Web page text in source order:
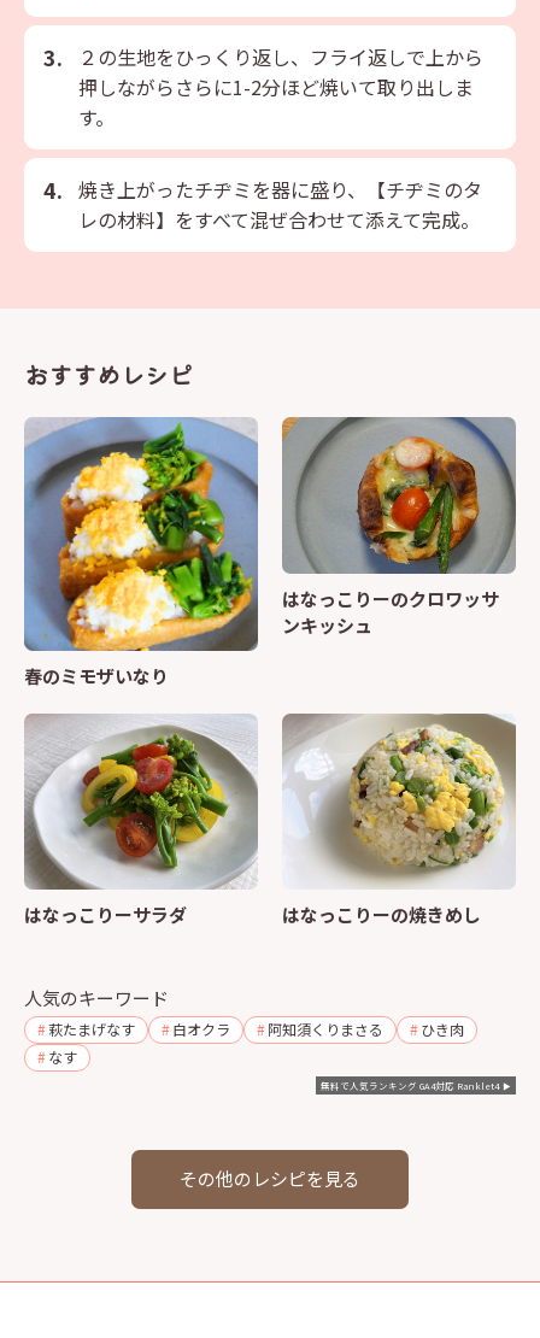
２の⽣地をひっくり返し、フライ返しで上から
押しながらさらに1-2分ほど焼いて取り出しま
す。
焼き上がったチヂミを器に盛り、【チヂミのタ
レの材料】をすべて混ぜ合わせて添えて完成。
おすすめレシピ
春のミモザいなり
はなっこりーのクロワッサ
ンキッシュ
はなっこりーサラダ はなっこりーの焼きめし
人気のキーワード
萩たまげなす 白オクラ 阿知須くりまさる
ひき肉
なす
無料で人気ランキング GA4対応 Ranklet4
その他のレシピを見る